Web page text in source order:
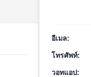
อีเมล:
โทรศัพท์:
วอทแอป: